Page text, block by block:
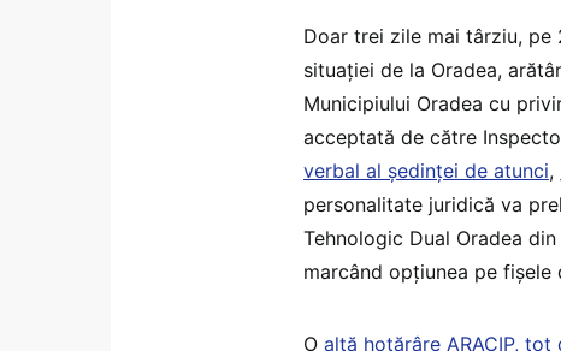
Doar trei zile mai târziu, pe
situației de la Oradea,
Municipiului Oradea cu
acceptată de către
verbal al ședinței de atunci,
personalitate juridică va
Tehnologic Dual Oradea
marcând opțiunea pe fișele
O altă hotărâre ARACIP, tot